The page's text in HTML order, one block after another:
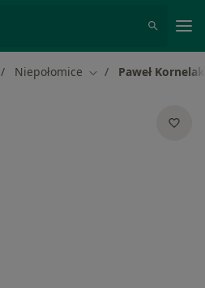
Niepołomice Zmień miasto
Paweł Kornelak